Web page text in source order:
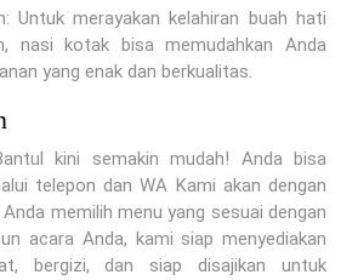
Untuk merayakan kelahiran buah hati
nasi kotak bisa memudahkan Anda
yang enak dan berkualitas.
kini semakin mudah! Anda bisa
telepon dan WA Kami akan dengan
memilih menu yang sesuai dengan
acara Anda, kami siap menyediakan
bergizi, dan siap disajikan untuk